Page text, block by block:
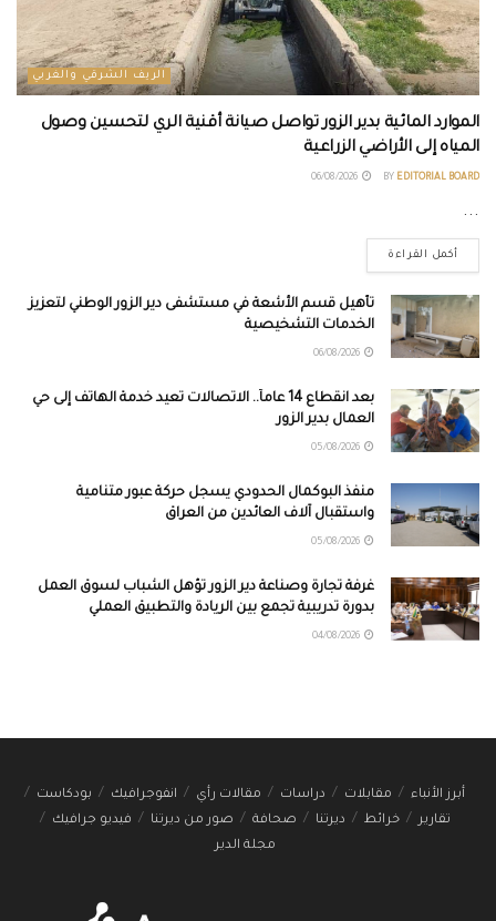
الريف الشرقي والغربي
الموارد المائية بدير الزور تواصل صيانة أقنية الري لتحسين وصول
المياه إلى الأراضي الزراعية
BY EDITORIAL BOARD
...
أكمل القراءة
تأهيل قسم الأشعة في مستشفى دير الزور الوطني لتعزيز
الخدمات التشخيصية
بعد انقطاع 14 عاماً.. الاتصالات تعيد خدمة الهاتف إلى حي
العمال بدير الزور
منفذ البوكمال الحدودي يسجل حركة عبور متنامية
واستقبال آلاف العائدين من العراق
غرفة تجارة وصناعة دير الزور تؤهل الشباب لسوق العمل
بدورة تدريبية تجمع بين الريادة والتطبيق العملي
أبرز الأنباء مقابلات دراسات مقالات رأي انفوجرافيك
بودكاست
تقارير
خرائط ديرتنا صحافة صور من ديرتنا
فيديو جرافيك
مجلة الدير